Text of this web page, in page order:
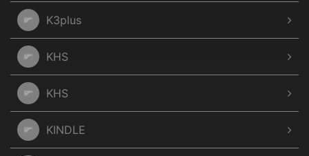
K3plus
KHS
KHS
KINDLE